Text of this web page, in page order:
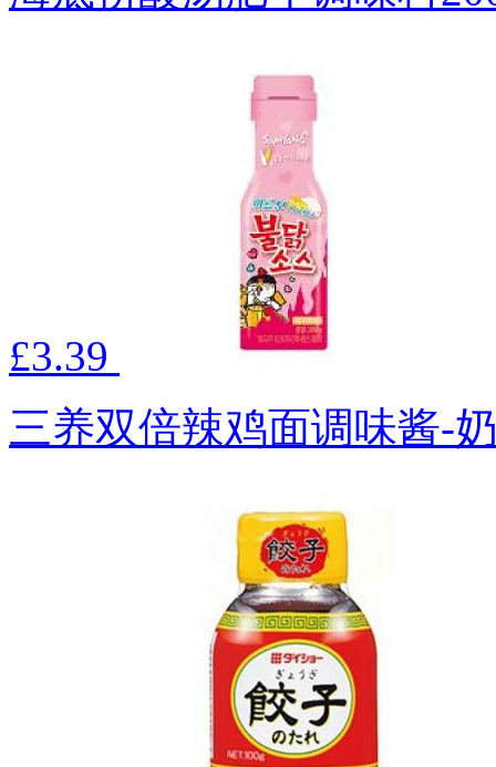
£3.39
三养双倍辣鸡面调味酱-